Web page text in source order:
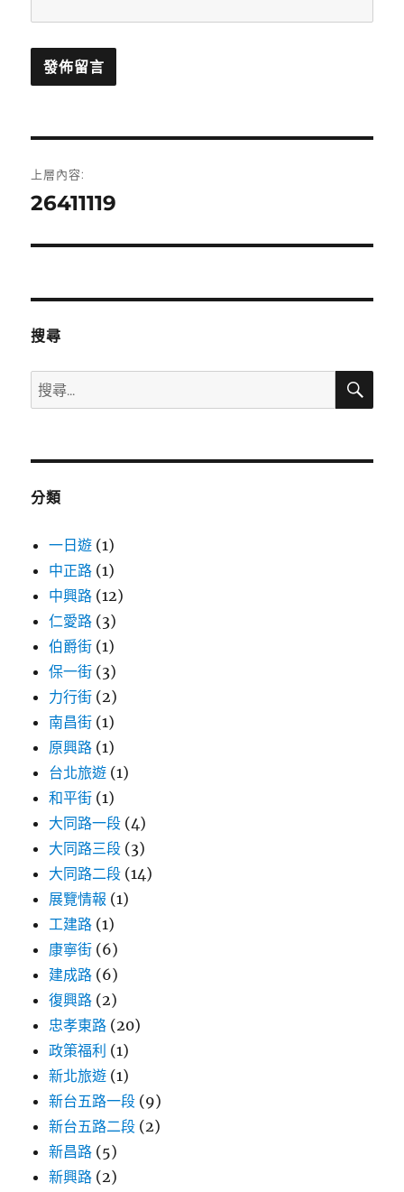
章
上層內容:
26411119
搜尋
搜
尋
鍵
搜
分類
一日遊 (1)
中正路 (1)
中興路 (12)
仁愛路 (3)
伯爵街 (1)
保一街 (3)
力行街 (2)
南昌街 (1)
原興路 (1)
台北旅遊 (1)
和平街 (1)
大同路一段 (4)
大同路三段 (3)
大同路二段 (14)
展覽情報 (1)
工建路 (1)
康寧街 (6)
建成路 (6)
復興路 (2)
忠孝東路 (20)
政策福利 (1)
新北旅遊 (1)
新台五路一段 (9)
新台五路二段 (2)
新昌路 (5)
新興路 (2)